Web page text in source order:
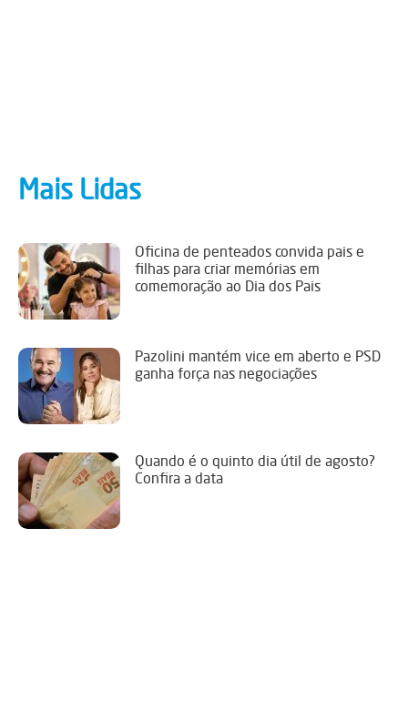
Mais Lidas
Oficina de penteados convida pais e
filhas para criar memórias em
comemoração ao Dia dos Pais
Pazolini mantém vice em aberto e PSD
ganha força nas negociações
Quando é o quinto dia útil de agosto?
Confira a data